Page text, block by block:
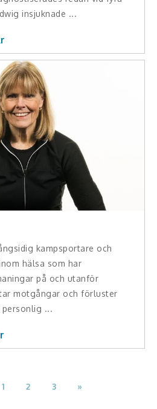
insjuknade ...
kampsportare och
hälsa som har
på och utanför
motgångar och förluster
...
1 2 3 »